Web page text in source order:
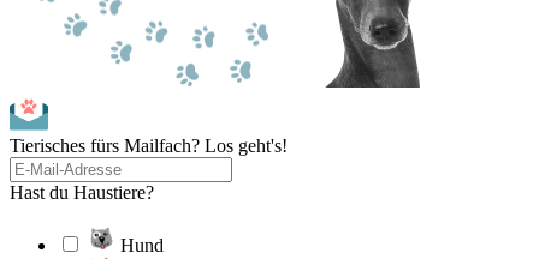
Tierisches fürs Mailfach? Los geht's!
Hast du Haustiere?
Hund